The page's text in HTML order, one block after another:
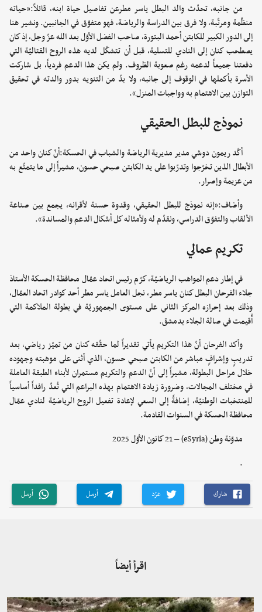
من جانبه، تحدّث والد البطل ياسر مطرعن تفاصيل حياة ابنه، قائلاً:«حياته
منظّمة ومرتّبة، ولا فرق بين الدراسة والرياضة، فهو متفوّق في الجانبين. ونشير هنا
إلى الدور الكبير للكابتن أحمد البتورة، صاحب الفضل الأوّل بعد الله عزّ وجل، إذ كان
يصطحب كنان إلى النادي للتسلية، قبل أن تتشكّل لديه هذه الروح القتاليّة التي
دفعتنا جميعاً لدعمه رغم صعوبة الظروف. ولم يكن هذا الدعم فردياً، بل شاركت
الأسرة بأكملها في الوقوف إلى جانبه، ولا بدّ من التنويه بدور والدته في تحقيق
التوازن بين الاهتمام به وواجبات المنزل».
نموذج للبطل الحقيقي
أكّد ريمون دوشي مدير مديرية الرياضة والشباب في الحسكة:أنّ كنان واحد من
الأبطال الذين تخرّجوا وتدرّبوا على يد الكابتن صبحي حسون، مشيراً إلى ما يتمتّع به
من عزيمة وإصرار.
وأضاف:«إنه نموذج للبطل الحقيقي، وقدوة حسنة لأقرانه، يجمع بين صناعة
الألقاب والتفوّق الدراسي، ونقدّم له ولأمثاله كل أشكال الدعم والمساندة».
تكريم عمالي
في إطار دعم المواهب الرياضيّة، كرّم رئيس اتحاد عمّال محافظة الحسكة الأستاذ
جلاء الفرحان البطل كنان ياسر مطر، نجل العامل ياسر مطر أحد كوادر اتحاد العمّال،
وذلك بعد إحرازه المركز الثاني على مستوى الجمهوريّة في بطولة الملاكمة التي
أُقيمت في صالة الجلاء بدمشق.
وأكد الفرحان أنّ هذا التكريم يأتي تقديراً لما حقّقه كنان من تميّز رياضي، بعد
تدريبٍ وإشرافٍ مباشر من الكابتن صبحي حسون، الذي أثنى على موهبته وجهوده
خلال مراحل البطولة، مشيراً إلى أنّ الدعم والتكريم مستمران لأبناء الطبقة العاملة
في مختلف المجالات، وضرورة زيادة الاهتمام بهذه البراعم التي تُعدّ رافداً أساسياً
للمنتخبات الوطنيّة، إضافةً إلى السعي لإعادة تفعيل الروح الرياضيّة لنادي عمّال
محافظة الحسكة في السنوات القادمة.
مدوّنة وطن (eSyria) – 21 كانون الأوّل 2025
.
شارك غرّد أرسل أرسل
اقرأ أيضاً